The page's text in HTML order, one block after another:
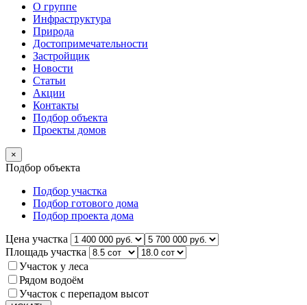
О группе
Инфраструктура
Природа
Достопримечательности
Застройщик
Новости
Статьи
Акции
Контакты
Подбор объекта
Проекты домов
×
Подбор объекта
Подбор участка
Подбор готового дома
Подбор проекта дома
Цена участка
Площадь участка
Участок у леса
Рядом водоём
Участок с перепадом высот